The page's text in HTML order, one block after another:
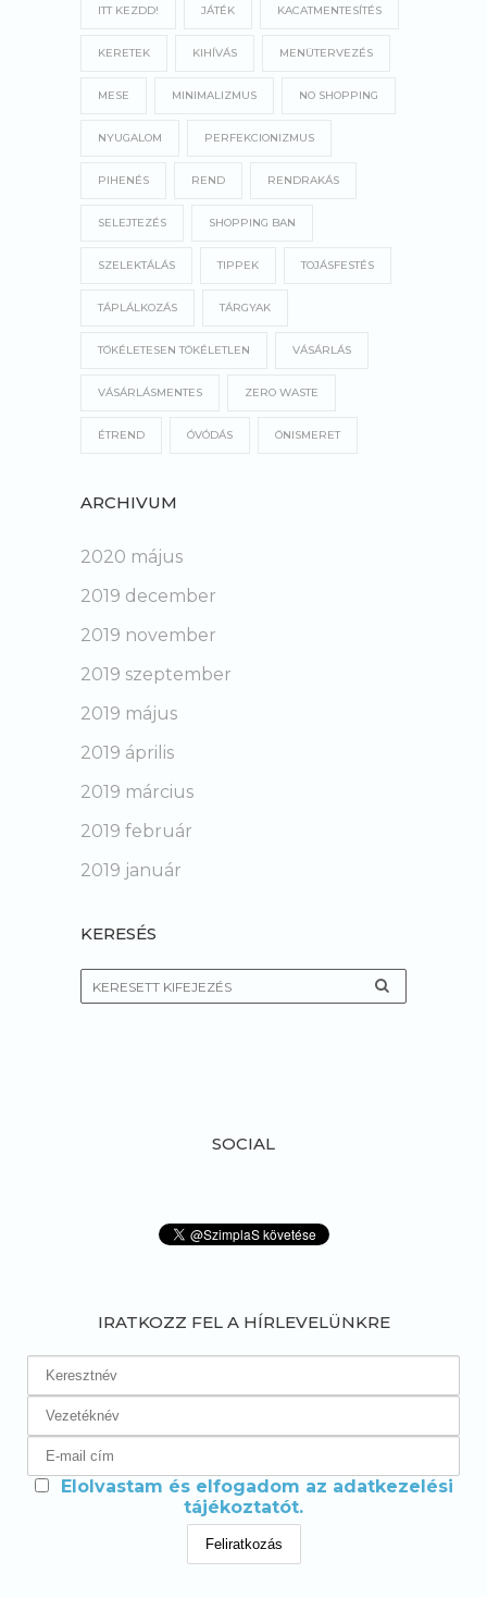
ITT KEZDD! JÁTÉK KACATMENTESÍTÉS
KERETEK KIHÍVÁS MENÜTERVEZÉS
MESE MINIMALIZMUS NO SHOPPING
NYUGALOM PERFEKCIONIZMUS
PIHENÉS REND RENDRAKÁS
SELEJTEZÉS SHOPPING BAN
SZELEKTÁLÁS TIPPEK TOJÁSFESTÉS
TÁPLÁLKOZÁS TÁRGYAK
TÖKÉLETESEN TÖKÉLETLEN VÁSÁRLÁS
VÁSÁRLÁSMENTES ZERO WASTE
ÉTREND ÓVÓDÁS ÖNISMERET
ARCHIVUM
2020 május
2019 december
2019 november
2019 szeptember
2019 május
2019 április
2019 március
2019 február
2019 január
KERESÉS
SOCIAL
IRATKOZZ FEL A HÍRLEVELÜNKRE
Elolvastam és elfogadom az adatkezelési
tájékoztatót.